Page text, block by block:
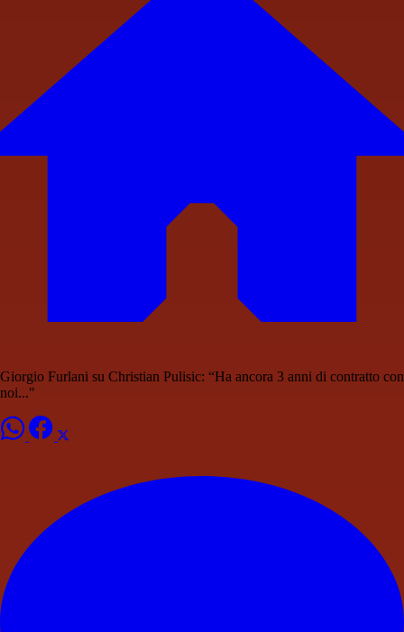
Giorgio Furlani su Christian Pulisic: “Ha ancora 3 anni di contratto con
noi..."